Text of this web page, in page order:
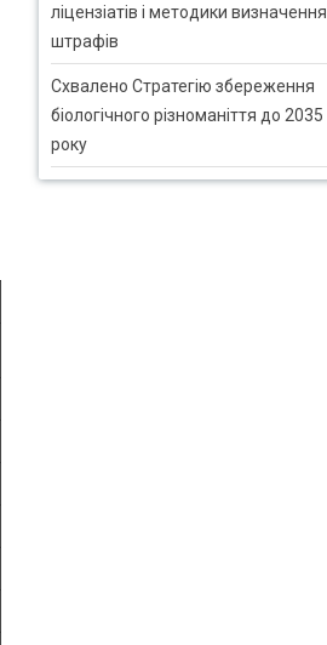
ліцензіатів і методики визначення
штрафів
Схвалено Стратегію збереження
біологічного різноманіття до 2035
року